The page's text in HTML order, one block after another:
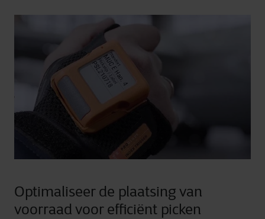
Optimaliseer de plaatsing van
voorraad voor efficiënt picken